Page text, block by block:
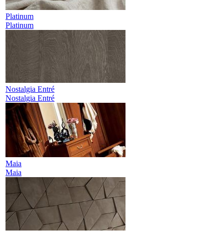
Platinum
Platinum
Nostalgia Entré
Nostalgia Entré
Maia
Maia